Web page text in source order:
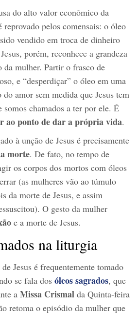
do alto valor econômico da
reprovado pelos comensais: o óleo
vendido em troca de dinheiro
porém, reconhece a grandeza
da mulher. Partir o frasco de
e “desperdiçar” o óleo em uma
amor sem medida que Jesus tem
somos chamados a ter por ele. É
ao ponto de dar a própria vida.
à unção de Jesus é precisamente
morte. De fato, no tempo de
os corpos dos mortos com óleos
(as mulheres vão ao túmulo
da morte de Jesus, e assim
O gesto da mulher
e a morte de Jesus.
na liturgia
Jesus é frequentemente tomado
se fala dos óleos sagrados, que
a Missa Crismal da Quinta-feira
retoma o episódio da mulher que